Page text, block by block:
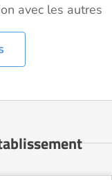
avec les autres